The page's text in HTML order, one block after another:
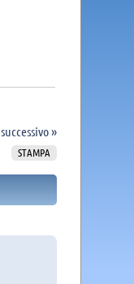
successivo »
STAMPA